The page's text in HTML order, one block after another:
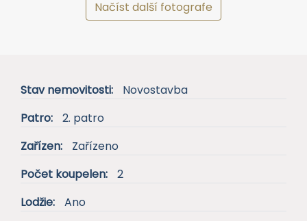
Načíst další fotografe
Stav nemovitosti:
Novostavba
Patro:
2. patro
Zařízen:
Zařízeno
Počet koupelen:
2
Lodžie:
Ano